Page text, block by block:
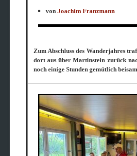
von Joachim Franzmann
Zum Abschluss des Wanderjahres
dort aus über Martinstein zurück
noch einige Stunden gemütlich